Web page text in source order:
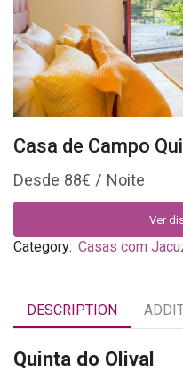
Casa de Campo
88€
Ver
Category: Casas com
DESCRIPTION
Quinta do Olival